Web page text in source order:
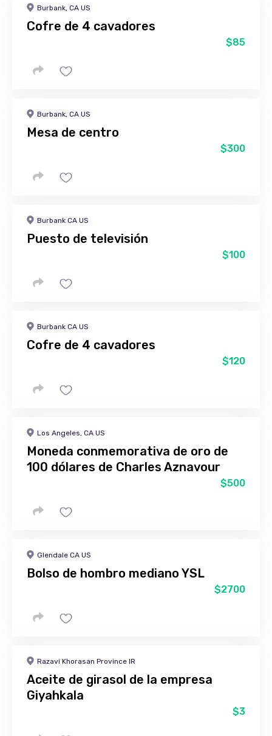
Burbank, CA US
Cofre de 4 cavadores
$85
Burbank, CA US
Mesa de centro
$300
Burbank CA US
Puesto de televisión
$100
Burbank CA US
Cofre de 4 cavadores
$120
Los Angeles, CA US
Moneda conmemorativa de oro de
100 dólares de Charles Aznavour
$500
Glendale CA US
Bolso de hombro mediano YSL
$2700
Razavi Khorasan Province IR
Aceite de girasol de la empresa
Giyahkala
$3